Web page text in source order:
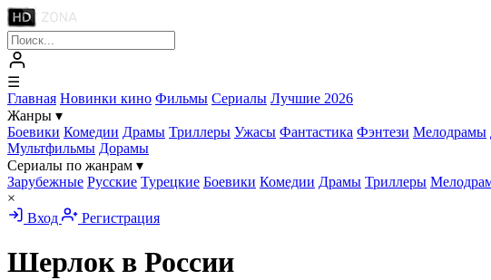
☰
Главная Новинки кино Фильмы Сериалы Лучшие 2026
Жанры ▾
Боевики Комедии Драмы Триллеры Ужасы Фантастика Фэнтези Мелодрамы
Мультфильмы Дорамы
Сериалы по жанрам ▾
Зарубежные Русские Турецкие Боевики Комедии Драмы Триллеры
×
Вход
Регистрация
Шерлок в России